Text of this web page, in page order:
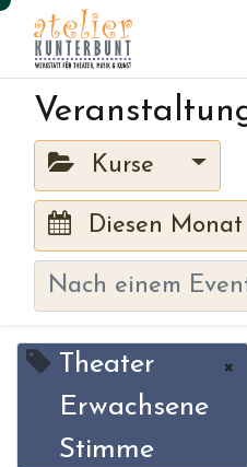
Kurse
Diesen Monat
Theater
Erwachsene
Stimme
×